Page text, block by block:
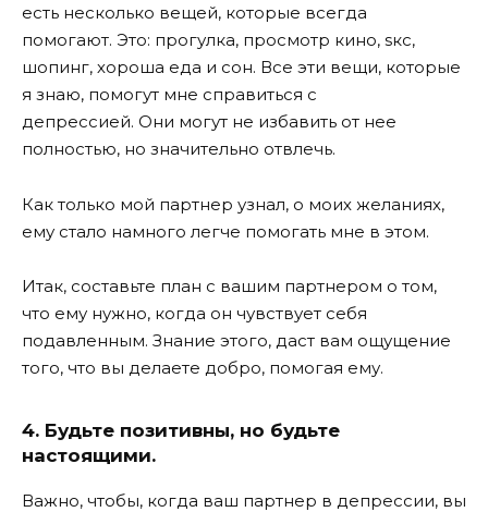
есть несколько вещей, которые всегда
помогают. Это: прогулка, просмотр кино, sкс,
шопинг, хороша еда и сон. Все эти вещи, которые
я знаю, помогут мне справиться с
депрессией. Они могут не избавить от нее
полностью, но значительно отвлечь.
Как только мой партнер узнал, о моих желаниях,
ему стало намного легче помогать мне в этом.
Итак, составьте план с вашим партнером о том,
что ему нужно, когда он чувствует себя
подавленным. Знание этого, даст вам ощущение
того, что вы делаете добро, помогая ему.
4. Будьте позитивны, но будьте
настоящими.
Важно, чтобы, когда ваш партнер в депрессии, вы